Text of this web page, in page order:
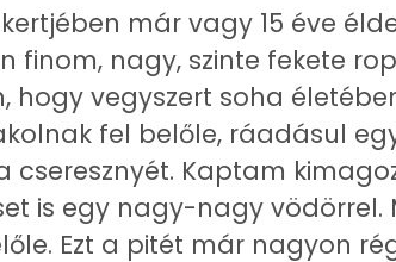
telítetlen zsírsav:
telítetlen zsírsav
már vagy 15 éve
finom, nagy, szinte fekete
hogy vegyszert soha
fel belőle, ráadásul
cseresznyét. Kaptam
is egy nagy-nagy vödörrel.
Ezt a pitét már nagyon